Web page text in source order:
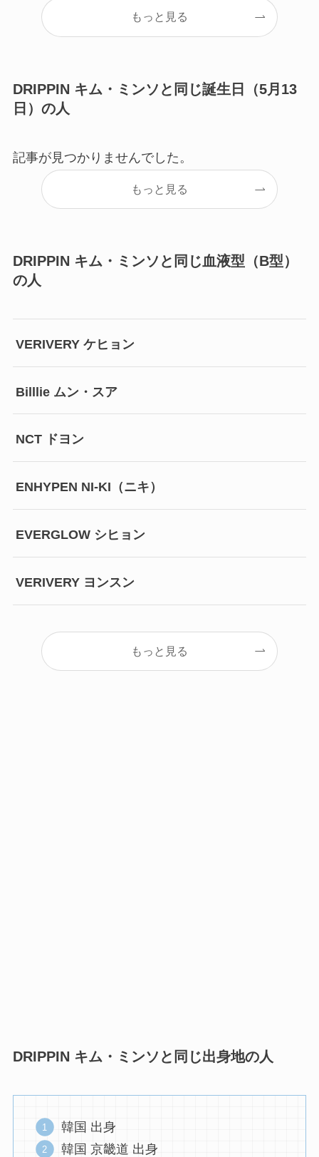
もっと見る
DRIPPIN キム・ミンソと同じ誕生日（5月13
日）の人
記事が見つかりませんでした。
もっと見る
DRIPPIN キム・ミンソと同じ血液型（B型）
の人
VERIVERY ケヒョン
Billlie ムン・スア
NCT ドヨン
ENHYPEN NI-KI（ニキ）
EVERGLOW シヒョン
VERIVERY ヨンスン
もっと見る
DRIPPIN キム・ミンソと同じ出身地の人
韓国 出身
韓国 京畿道 出身